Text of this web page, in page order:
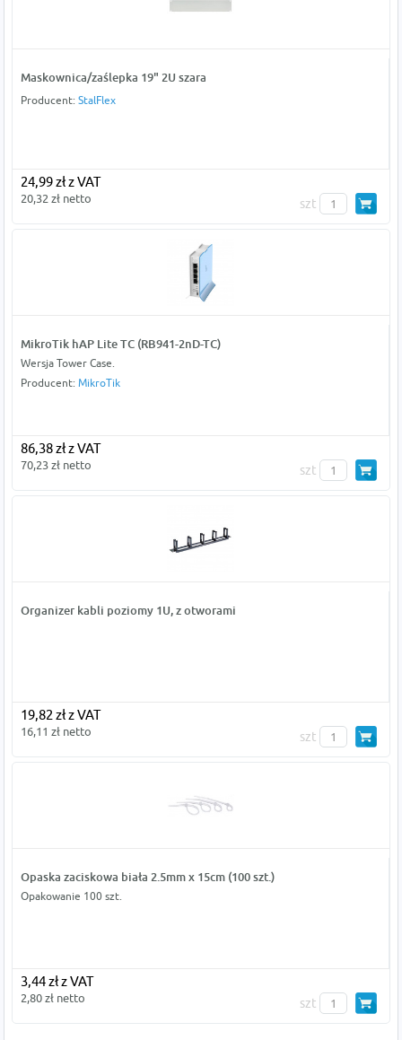
Maskownica/zaślepka 19" 2U szara
Producent: StalFlex
24,99 zł z VAT
20,32 zł netto szt
MikroTik hAP Lite TC (RB941-2nD-TC)
Wersja Tower Case.
Producent: MikroTik
86,38 zł z VAT
70,23 zł netto szt
Organizer kabli poziomy 1U, z otworami
19,82 zł z VAT
16,11 zł netto szt
Opaska zaciskowa biała 2.5mm x 15cm (100 szt.)
Opakowanie 100 szt.
3,44 zł z VAT
2,80 zł netto szt